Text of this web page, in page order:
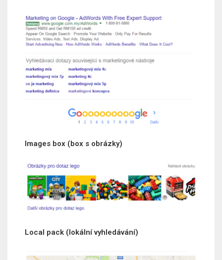
Images box (box s obrázky)
Local pack (lokální vyhledávání)